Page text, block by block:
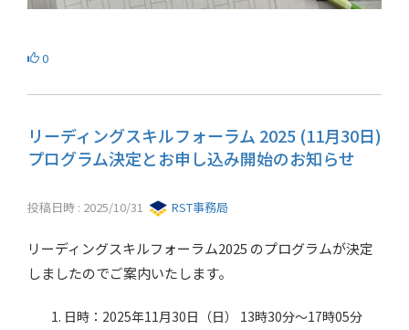
0
リーディングスキルフォーラム 2025 (11月30日)
プログラム決定とお申し込み開始のお知らせ
投稿日時 : 2025/10/31 RST事務局
リーディングスキルフォーラム2025 のプログラムが決定
しましたのでご案内いたします。
日時：2025年11月30日（日） 13時30分～17時05分